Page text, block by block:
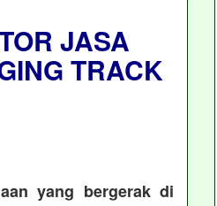
JASA
TRACK
yang bergerak di